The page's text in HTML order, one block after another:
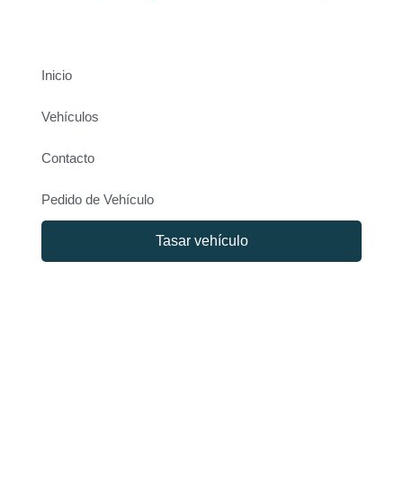
Inicio
Vehículos
Contacto
Pedido de Vehículo
Tasar vehículo